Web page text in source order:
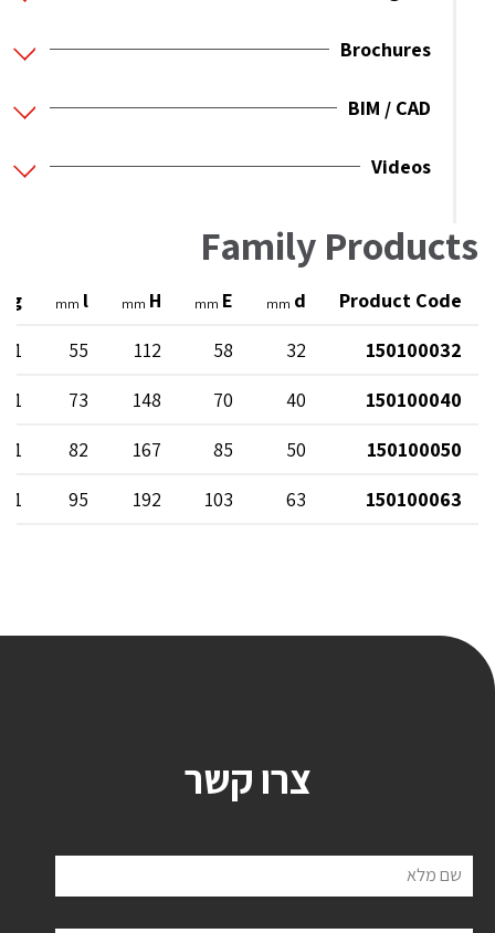
Brochures
BIM / CAD
Videos
Family Products
Product Code
d
mm
E
mm
H
mm
l
mm
150100032
32
58
112
55
150100040
40
70
148
73
150100050
50
85
167
82
150100063
63
103
192
95
צרו קשר
שם מלא